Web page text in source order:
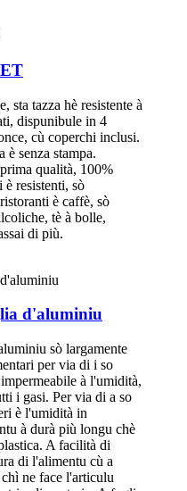
sta tazza hè resistente à
dispunibule in 4
cù coperchi inclusi.
è senza stampa.
qualità, 100%
è resistenti, sò
è caffè, sò
tè à bolle,
di più.
d'aluminiu
sò largamente
per via di i so
à l'umidità,
i gasi. Per via di a so
è l'umidità in
à durà più longu chè
A facilità di
di l'alimentu cù a
ne face l'articulu